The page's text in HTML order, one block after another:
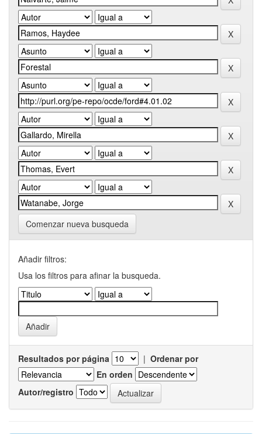
Comenzar nueva busqueda
Añadir filtros:
Usa los filtros para afinar la busqueda.
Resultados por página | Ordenar por
En orden
Autor/registro